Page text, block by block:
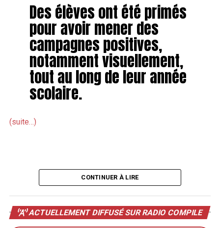
Des élèves ont été primés
pour avoir mener des
campagnes positives,
notamment visuellement,
tout au long de leur année
scolaire.
(suite…)
CONTINUER À LIRE
ACTUELLEMENT DIFFUSÉ SUR RADIO COMPILE